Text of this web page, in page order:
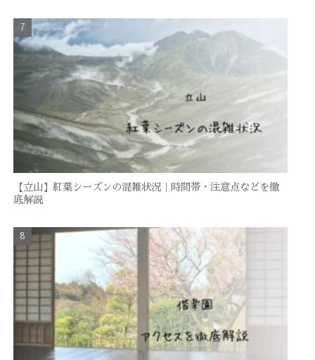
【立山】紅葉シーズンの混雑状況｜時間帯・注意点などを徹
底解説